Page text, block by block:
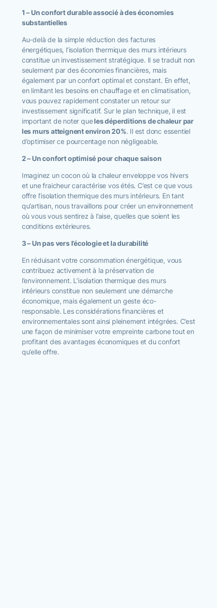
1 – Un confort durable associé à des économies
substantielles
Au-delà de la simple réduction des factures
énergétiques, l’isolation thermique des murs intérieurs
constitue un investissement stratégique. Il se traduit non
seulement par des économies financières, mais
également par un confort optimal et constant. En effet,
en limitant les besoins en chauffage et en climatisation,
vous pouvez rapidement constater un retour sur
investissement significatif. Sur le plan technique, il est
important de noter queles déperditions de chaleur par
les murs atteignent environ 20%. Il est donc essentiel
d’optimiser ce pourcentage non négligeable.
2 – Un confort optimisé pour chaque saison
Imaginez un cocon où la chaleur enveloppe vos hivers
et une fraicheur caractérise vos étés. C’est ce que vous
offre l’isolation thermique des murs intérieurs. En tant
qu’artisan, nous travaillons pour créer un environnement
où vous vous sentirez à l’aise, quelles que soient les
conditions extérieures.
3 – Un pas vers l’écologie et la durabilité
En réduisant votre consommation énergétique, vous
contribuez activement à la préservation de
l’environnement. L’isolation thermique des murs
intérieurs constitue non seulement une démarche
économique, mais également un geste éco-
responsable. Les considérations financières et
environnementales sont ainsi pleinement intégrées. C’est
une façon de minimiser votre empreinte carbone tout en
profitant des avantages économiques et du confort
qu’elle offre.